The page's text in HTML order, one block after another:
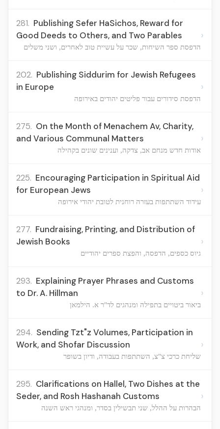
281. Publishing Sefer HaSichos, Reward for
Good Deeds to Others, and Two Parables
הדפסת ספר השיחות, שכר על עשיית טוב לאחרים, ושני משלים
›
202. Publishing Siddurim for Jewish Refugees
in Europe
הדפסת סידורים עבור פליטים יהודים באירופה
›
275. On the Month of Menachem Av, Charity,
and Various Communal Matters
אודות חדש מנחם אב, צדקה, וענינים שונים בקהילה
›
225. Encouraging Participation in Spiritual Aid
for European Jews
עידוד השתתפות בעזרה רוחנית לטובת יהודי אירופה
›
277. Fundraising, Printing, and Distribution of
Jewish Books
גיוס כספים, הדפסה, והפצת ספרים יהודיים
›
293. Explaining Prayer Phrases and Customs
to Dr. A. Hillman
ביאור ביטויים בתפילה ומנהגים לד"ר א. הילמאן
›
294. Sending Tzt"z Volumes, Participation in
Work, and Shofar Discussion
שליחת כרכי צ"צ, השתתפות בעבודה, ודיון בשופר
›
295. Clarifications on Hallel, Two Dishes at the
Seder, and Rosh Hashanah Customs
הבהרות על ההלל, שני תבשילין בסדר, ומנהגי ראש השנה
›